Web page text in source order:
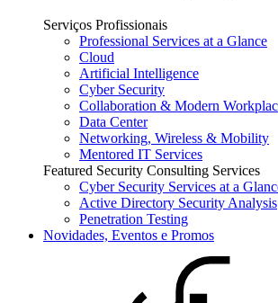
Serviços Profissionais
Professional Services at a Glance
Cloud
Artificial Intelligence
Cyber Security
Collaboration & Modern
Data Center
Networking, Wireless & Mobility
Mentored IT Services
Featured Security Consulting Services
Cyber Security Services at a
Active Directory Security Analysis
Penetration Testing
Novidades, Eventos e Promos